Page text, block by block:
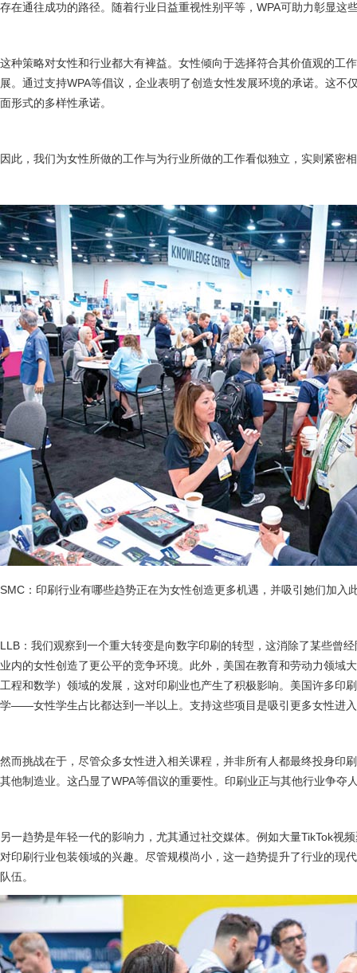
存在通往成功的路径。随着行业日益重视性别平等，WPA可助力彰显这
这种策略对女性和行业都大有裨益。女性倾向于选择符合其价值观的工
展。通过支持WPA等倡议，企业表明了创造女性发展环境的承诺。这不
面形式的多样性承诺。
因此，我们为女性所做的工作与为行业所做的工作看似独立，实则紧密
SMC：印刷行业有哪些趋势正在为女性创造更多机遇，并吸引她们加入
LLB：我们观察到一个重大转变是向数字印刷的转型，这消除了某些曾
业内的女性创造了更公平的竞争环境。此外，美国在教育和劳动力领域
工程和数学）领域的发展，这对印刷业也产生了积极影响。美国许多
学——女性学生占比都达到一半以上。支持这些项目是吸引更多女性进
然而挑战在于，尽管众多女性进入相关课程，并非所有人都最终投身
其他制造业。这凸显了WPA等倡议的重要性。印刷业正与其他行业争夺
另一趋势是年轻一代的影响力，尤其通过社交媒体。例如大量TikTok视
对印刷行业包装领域的兴趣。尽管规模尚小，这一趋势提升了行业的现
队伍。